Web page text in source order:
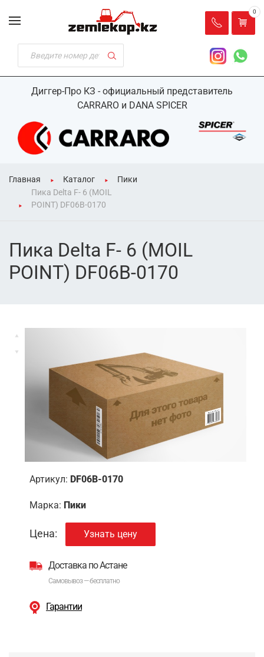
Диггер-Про КЗ - официальный представитель
CARRARO и DANA SPICER
0
Главная Каталог
Пики
Пика Delta F- 6 (MOIL
POINT) DF06B-0170
Пика Delta F- 6 (MOIL
POINT) DF06B-0170
Артикул: DF06B-0170
Марка: Пики
Цена: Узнать цену
Доставка по Астане
Самовывоз — бесплатно
Гарантии